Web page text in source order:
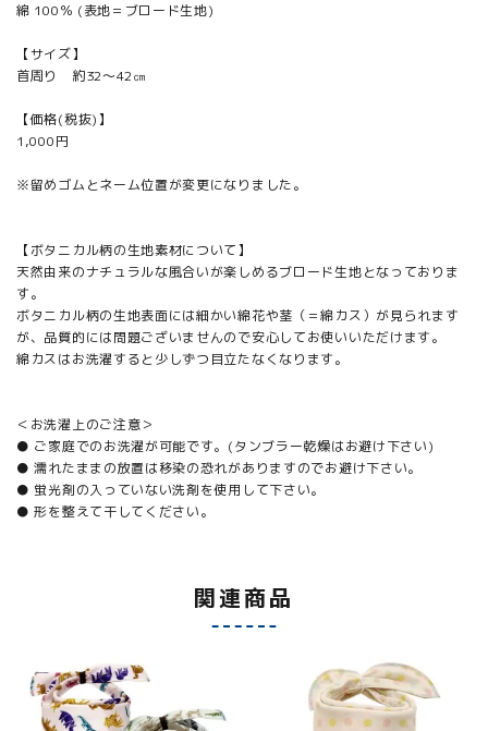
綿 100％ (表地＝ブロード生地)
【サイズ】
首周り 約32～42㎝
【価格(税抜)】
1,000円
※留めゴムとネーム位置が変更になりました。
【ボタニカル柄の生地素材について】
天然由来のナチュラルな風合いが楽しめるブロード生地となっておりま
す。
ボタニカル柄の生地表面には細かい綿花や茎（＝綿カス）が見られます
が、品質的には問題ございませんので安心してお使いいただけます。
綿カスはお洗濯すると少しずつ目立たなくなります。
＜お洗濯上のご注意＞
● ご家庭でのお洗濯が可能です。(タンブラー乾燥はお避け下さい)
● 濡れたままの放置は移染の恐れがありますのでお避け下さい。
● 蛍光剤の入っていない洗剤を使用して下さい。
● 形を整えて干してください。
関連商品